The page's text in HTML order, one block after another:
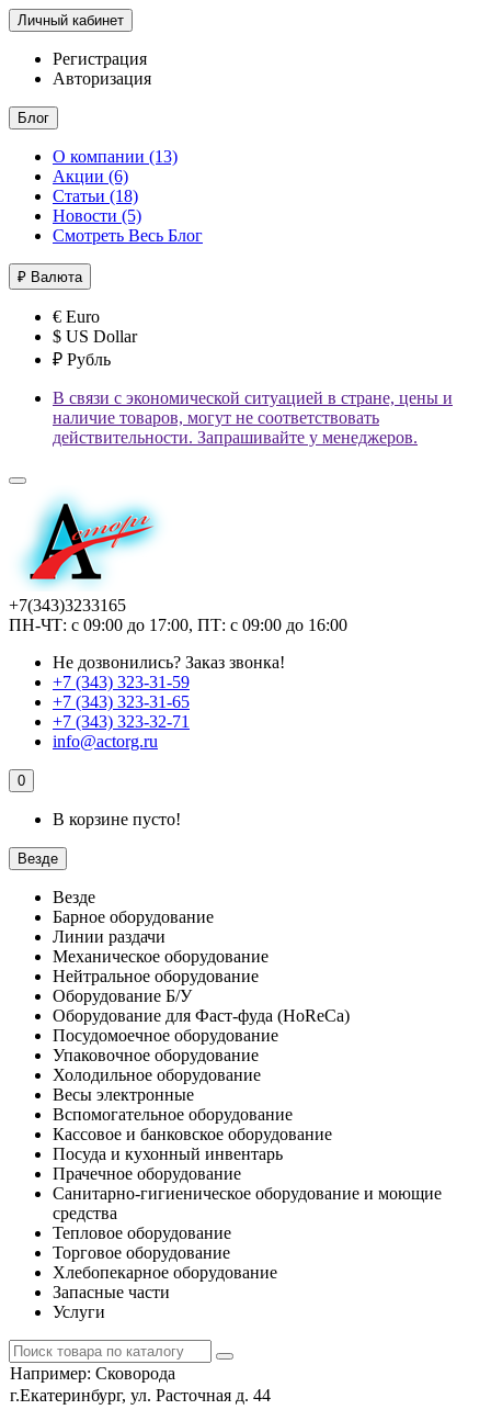
Личный кабинет
Регистрация
Авторизация
Блог
О компании (13)
Акции (6)
Статьи (18)
Новости (5)
Смотреть Весь Блог
₽ Валюта
€ Euro
$ US Dollar
₽ Рубль
В связи с экономической ситуацией в стране, цены и
наличие товаров, могут не соответствовать
действительности. Запрашивайте у менеджеров.
+7(343)3233165
ПН-ЧТ: с 09:00 до 17:00, ПТ: с 09:00 до 16:00
Не дозвонились? Заказ звонка!
+7 (343) 323-31-59
+7 (343) 323-31-65
+7 (343) 323-32-71
info@actorg.ru
0
В корзине пусто!
Везде
Везде
Барное оборудование
Линии раздачи
Механическое оборудование
Нейтральное оборудование
Оборудование Б/У
Оборудование для Фаст-фуда (HoReCa)
Посудомоечное оборудование
Упаковочное оборудование
Холодильное оборудование
Весы электронные
Вспомогательное оборудование
Кассовое и банковское оборудование
Посуда и кухонный инвентарь
Прачечное оборудование
Санитарно-гигиеническое оборудование и моющие
средства
Тепловое оборудование
Торговое оборудование
Хлебопекарное оборудование
Запасные части
Услуги
Например: Сковорода
г.Екатеринбург, ул. Расточная д. 44